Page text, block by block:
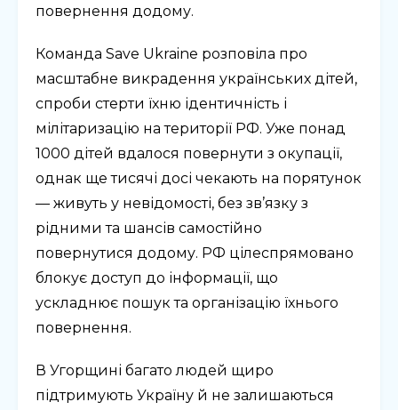
повернення додому.
Команда Save Ukraine розповіла про
масштабне викрадення українських дітей,
спроби стерти їхню ідентичність і
мілітаризацію на території РФ. Уже понад
1000 дітей вдалося повернути з окупації,
однак ще тисячі досі чекають на порятунок
— живуть у невідомості, без зв’язку з
рідними та шансів самостійно
повернутися додому. РФ цілеспрямовано
блокує доступ до інформації, що
ускладнює пошук та організацію їхнього
повернення.
В Угорщині багато людей щиро
підтримують Україну й не залишаються